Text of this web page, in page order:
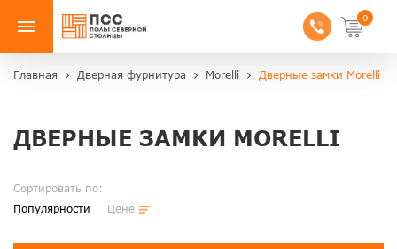
0
Главная Дверная фурнитура Morelli Дверные замки Morelli
ДВЕРНЫЕ ЗАМКИ MORELLI
Сортировать по:
Популярности
Цене